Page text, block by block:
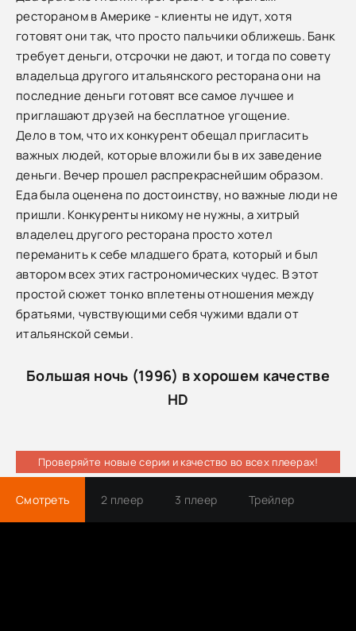
рестораном в Америке - клиенты не идут, хотя
готовят они так, что просто пальчики оближешь. Банк
требует деньги, отсрочки не дают, и тогда по совету
владельца другого итальянского ресторана они на
последние деньги готовят все самое лучшее и
приглашают друзей на бесплатное угощение.
Дело в том, что их конкурент обещал пригласить
важных людей, которые вложили бы в их заведение
деньги. Вечер прошел распрекраснейшим образом.
Еда была оценена по достоинству, но важные люди не
пришли. Конкуренты никому не нужны, а хитрый
владелец другого ресторана просто хотел
переманить к себе младшего брата, который и был
автором всех этих гастрономических чудес. В этот
простой сюжет тонко вплетены отношения между
братьями, чувствующими себя чужими вдали от
итальянской семьи.
Большая ночь (1996) в хорошем качестве
HD
Проверяйте новые серии и качество во всех плеерах!
Смотреть 2 плеер 3 плеер Трейлер